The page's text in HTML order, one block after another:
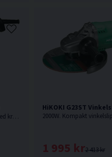
2000W. Kompakt vinkelslip i enkelt utförande med kraftfull motor.
HiKOKI G23ST
2 413 kr
1 995 kr